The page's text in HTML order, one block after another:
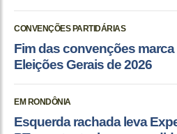
CONVENÇÕES PARTIDÁRIAS
Fim das convenções
Eleições Gerais de 2026
EM RONDÔNIA
Esquerda rachada leva